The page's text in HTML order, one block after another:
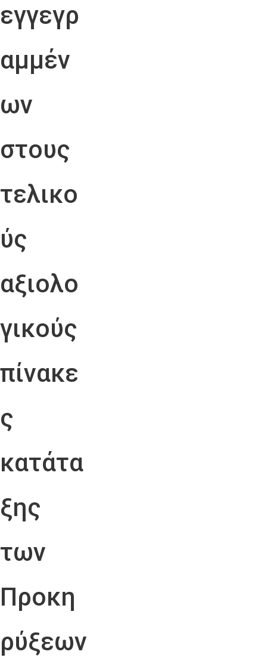
εγγεγρ
αμμέν
ων
στους
τελικο
ύς
αξιολο
γικούς
πίνακε
ς
κατάτα
ξης
των
Προκη
ρύξεων